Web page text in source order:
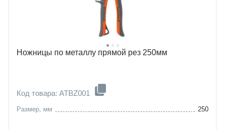
Ножницы по металлу прямой рез 250мм
Код товара: ATBZ001
Размер, мм 250